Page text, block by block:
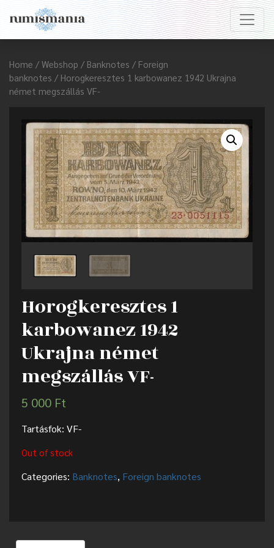
Home / Webshop / Banknotes / Foreign
banknotes / Horogkeresztes 1 karbowanez 1942 Ukrajna
német megszállás VF-
Horogkeresztes 1
karbowanez 1942
Ukrajna német
megszállás VF-
5 000 Ft
Tartásfok: VF-
Out of stock
Categories: Banknotes, Foreign banknotes